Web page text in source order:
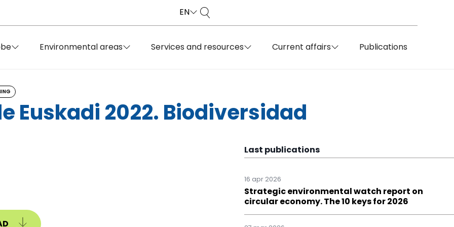
EN
Environmental areas Services and resources Current affairs Publications
Euskadi 2022. Biodiversidad
Last publications
16 apr 2026
Strategic environmental watch report on
circular economy. The 10 keys for 2026